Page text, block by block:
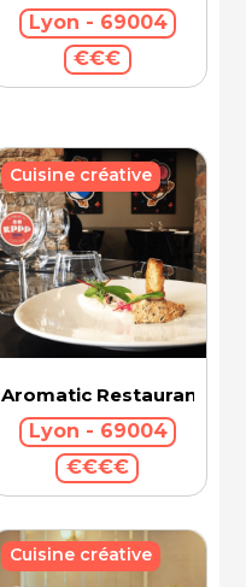
Lyon - 69004
€€€
Aromatic Restaurant
Lyon - 69004
€€€€
Cuisine créative
Cuisine créative